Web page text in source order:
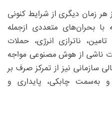
زمان دیگری از شرایط کنونی
بحران‌های متعددی ازجمله
ناترازی انرژی، حملات
ناشی از هوش مصنوعی مواجه
سازمانی نیز از تمرکز صرف بر
به‌سمت چابکی، پایداری و